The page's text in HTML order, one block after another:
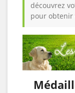
découvrez
pour obtenir